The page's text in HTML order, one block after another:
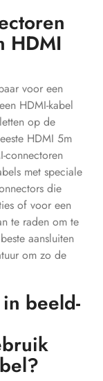
HDMI
voor een
HDMI-kabel
op de
HDMI 5m
connectoren
met speciale
die
of voor een
te raden om te
aansluiten
om zo de
beeld-